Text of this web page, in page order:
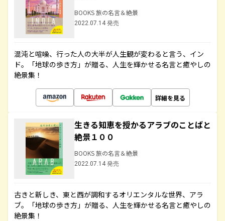
BOOKS 旅の名言＆絶景
2022.07.14 発売
混沌と喧噪、行った人の大半が人生観が変わると言う、イン
ド。「地球の歩き方」が贈る、人生を輝かせる名言と癒やしの
絶景集！
詳細を見る
生きる知恵を授かるアラブのことばと
絶景１００
BOOKS 旅の名言＆絶景
2022.07.14 発売
古きと新しき、東と西が調和するオリエンタルな世界、アラ
ブ。「地球の歩き方」が贈る、人生を輝かせる名言と癒やしの
絶景集！